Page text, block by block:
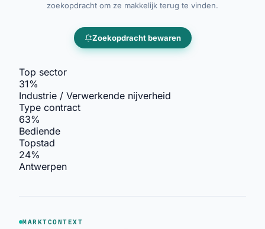
zoekopdracht om ze makkelijk terug te vinden.
Zoekopdracht bewaren
Top sector
31%
Industrie / Verwerkende nijverheid
Type contract
63%
Bediende
Topstad
24%
Antwerpen
MARKTCONTEXT